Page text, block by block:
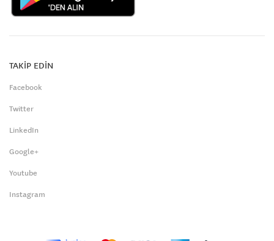
TAKİP EDİN
Facebook
Twitter
LinkedIn
Google+
Youtube
Instagram